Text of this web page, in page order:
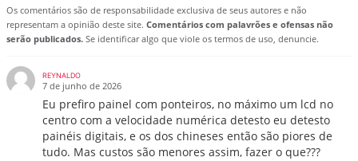
Os comentários são de responsabilidade exclusiva de seus autores e não
representam a opinião deste site. Comentários com palavrões e ofensas não
serão publicados. Se identificar algo que viole os termos de uso, denuncie.
REYNALDO
7 de junho de 2026
Eu prefiro painel com ponteiros, no máximo um lcd no
centro com a velocidade numérica detesto eu detesto
painéis digitais, e os dos chineses então são piores de
tudo. Mas custos são menores assim, fazer o que???